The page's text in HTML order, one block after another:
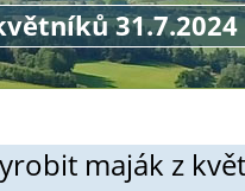
31.7.2024
maják z